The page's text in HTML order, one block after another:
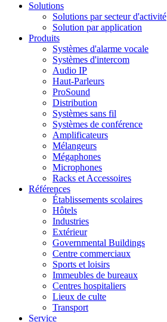
Solutions
Solutions par secteur d'activité
Solution par application
Produits
Systèmes d'alarme vocale
Systèmes d'intercom
Audio IP
Haut-Parleurs
ProSound
Distribution
Systèmes sans fil
Systèmes de conférence
Amplificateurs
Mélangeurs
Mégaphones
Microphones
Racks et Accessoires
Références
Établissements scolaires
Hôtels
Industries
Extérieur
Governmental Buildings
Centre commerciaux
Sports et loisirs
Immeubles de bureaux
Centres hospitaliers
Lieux de culte
Transport
Service